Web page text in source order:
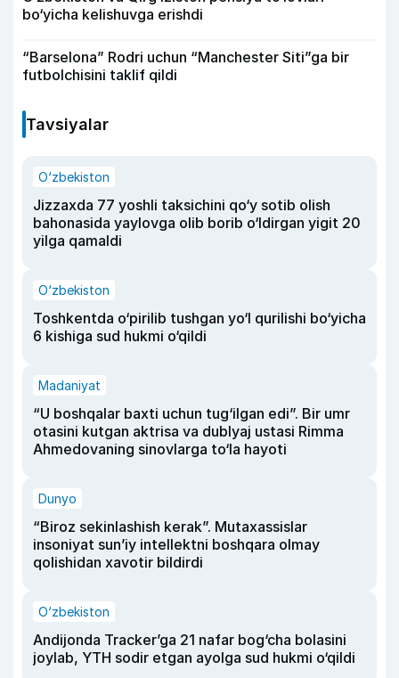
bo‘yicha kelishuvga erishdi
“Barselona” Rodri uchun “Manchester Siti”ga bir
futbolchisini taklif qildi
Tavsiyalar
O‘zbekiston
Jizzaxda 77 yoshli taksichini qo‘y sotib olish
bahonasida yaylovga olib borib o‘ldirgan yigit 20
yilga qamaldi
O‘zbekiston
Toshkentda o‘pirilib tushgan yo‘l qurilishi bo‘yicha
6 kishiga sud hukmi o‘qildi
Madaniyat
“U boshqalar baxti uchun tug‘ilgan edi”. Bir umr
otasini kutgan aktrisa va dublyaj ustasi Rimma
Ahmedovaning sinovlarga to‘la hayoti
Dunyo
“Biroz sekinlashish kerak”. Mutaxassislar
insoniyat sun’iy intellektni boshqara olmay
qolishidan xavotir bildirdi
O‘zbekiston
Andijonda Tracker’ga 21 nafar bog‘cha bolasini
joylab, YTH sodir etgan ayolga sud hukmi o‘qildi